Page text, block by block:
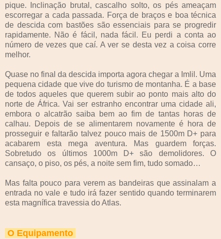
pique. Inclinação brutal, cascalho solto, os pés ameaçam
escorregar a cada passada. Força de braços e boa técnica
de descida com bastões são essenciais para se progredir
rapidamente. Não é fácil, nada fácil. Eu perdi a conta ao
número de vezes que caí. A ver se desta vez a coisa corre
melhor.
Quase no final da descida importa agora chegar a Imlil. Uma
pequena cidade que vive do turismo de montanha. É a base
de todos aqueles que querem subir ao ponto mais alto do
norte de África. Vai ser estranho encontrar uma cidade ali,
embora o alcatrão saiba bem ao fim de tantas horas de
calhau. Depois de se alimentarem novamente é hora de
prosseguir e faltarão talvez pouco mais de 1500m D+ para
acabarem esta mega aventura. Mas guardem forças.
Sobretudo os últimos 1000m D+ são demolidores. O
cansaço, o piso, os pés, a noite sem fim, tudo somado…
Mas falta pouco para verem as bandeiras que assinalam a
entrada no vale e tudo irá fazer sentido quando terminarem
esta magnífica travessia do Atlas.
O Equipamento